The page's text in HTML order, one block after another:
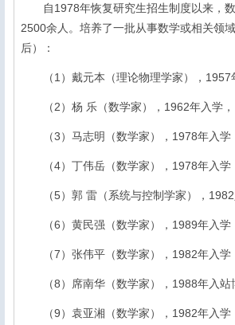
自 1978年恢复研究生招生制度以来，
2500余人。培养了一批从事数学或相关领
后）：
（ 1 ）戴元本（理论物理学家）， 1957
（ 2 ）杨 乐（数学家）， 1962年入学，
（3 ）马志明（数学家）， 1978年入学
（4）丁伟岳（数学家）， 1978年入学
（5）郭 雷（系统与控制学家）， 1982
（6 ）黄民强（数学家）， 1989年入学
（7 ）张伟平（数学家）， 1982年入学
（8 ）席南华（数学家）， 1988年入站
（9 ）袁亚湘（数学家）， 1982年入学